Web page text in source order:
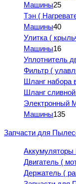
Машины25
Тэн (
Машины40
Улитка (
Машины16
Уплотнитель
Фильтр (
Шланг набора
Шланг
Электронный
Машины135
Запчасти для
Двигатель (
Держатель (